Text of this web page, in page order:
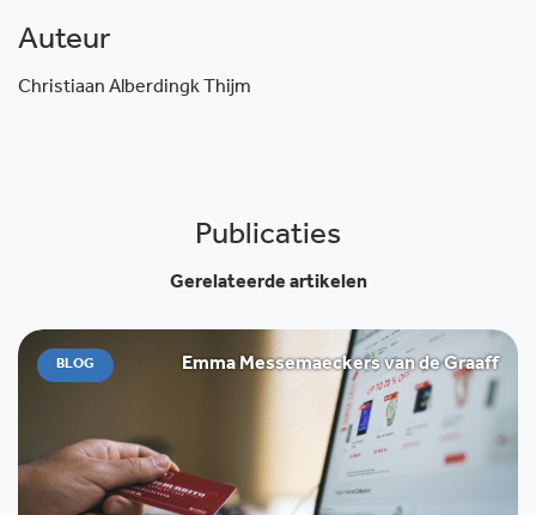
Auteur
Christiaan Alberdingk Thijm
Publicaties
Gerelateerde artikelen
BLOG Emma Messemaeckers van de Graaff